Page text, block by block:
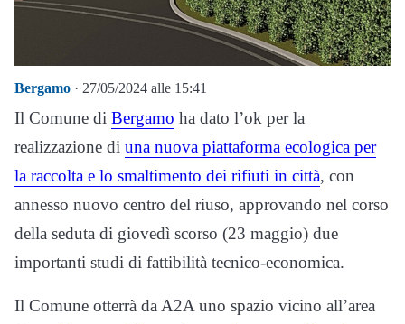
Bergamo · 27/05/2024 alle 15:41
Il Comune di Bergamo ha dato l’ok per la
realizzazione di una nuova piattaforma ecologica per
la raccolta e lo smaltimento dei rifiuti in città, con
annesso nuovo centro del riuso, approvando nel corso
della seduta di giovedì scorso (23 maggio) due
importanti studi di fattibilità tecnico-economica.
Il Comune otterrà da A2A uno spazio vicino all’area